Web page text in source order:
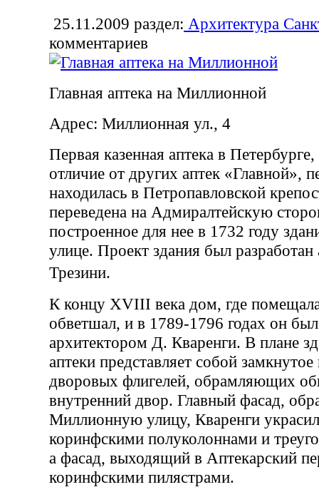
25.11.2009 раздел: Архитектура
комментариев
Главная аптека на Миллионной
Адрес: Миллионная ул., 4
Первая казенная аптека в
отличие от других аптек «Главной»,
находилась в Петропавловской
переведена на Адмиралтейскую
построенное для нее в 1732 году
улице. Проект здания был
Трезини.
К концу XVIII века дом, где
обветшал, и в 1789-1796 годах он
архитектором Д. Кваренги. В плане
аптеки представляет собой
дворовых флигелей, обрамляющих
внутренний двор. Главный фасад,
Миллионную улицу, Кваренги
коринфскими полуколоннами и
а фасад, выходящий в Аптекарский
коринфскими пилястрами.